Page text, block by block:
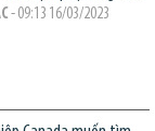
- 09:13 16/03/2023